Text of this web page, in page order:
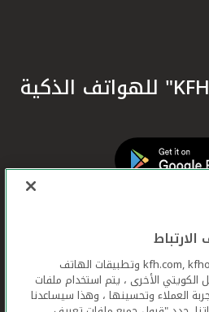
عندما تستخدم ,kfh.com, kfhonline.com وتطبيقات الهاتف
الكويتي الأخرى ، يتم استخدام ملفات
العملاء وتحسينها ، وهذا سيساعدنا